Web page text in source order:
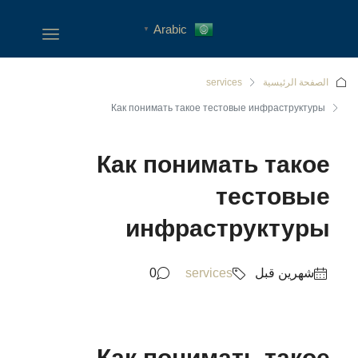
Arabic
▼
الصفحة الرئيسية services
Как понимать такое тестовые инфраструктуры
Как понимать такое
тестовые
инфраструктуры
‏شهرين قبل services
0